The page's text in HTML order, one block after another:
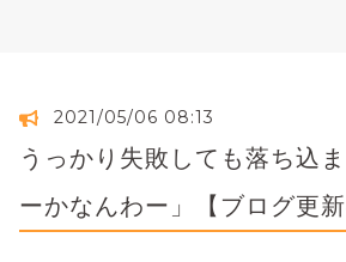
2021/05/06 08:13
うっかり失敗しても落ち込
ーかなんわー」【ブログ更新